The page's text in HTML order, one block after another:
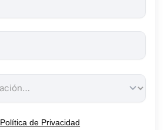
Política de Privacidad